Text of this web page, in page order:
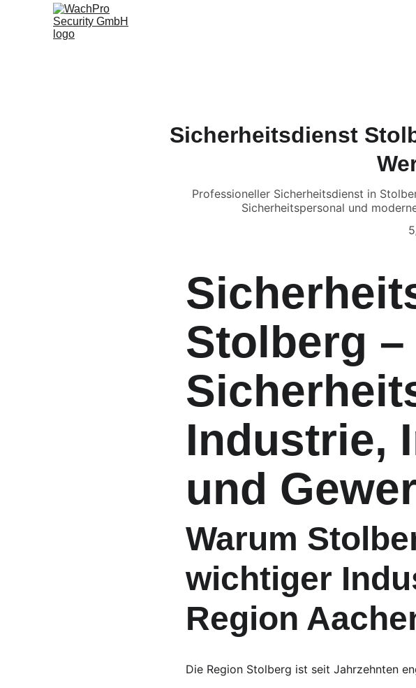
Sicherheitsdienst
Professioneller Sicherheitsdienst in
Sicherheitspersonal und
Stolberg –
Industrie,
und
Warum
wichtiger
Region
Die Region Stolberg ist seit Jahrzehnten